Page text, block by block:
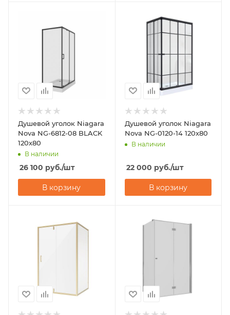
Душевой уголок Niagara
Nova NG-6812-08 BLACK
120х80
В наличии
26 100 руб./шт
В корзину
Душевой уголок Niagara
Nova NG-0120-14 120х80
В наличии
22 000 руб./шт
В корзину